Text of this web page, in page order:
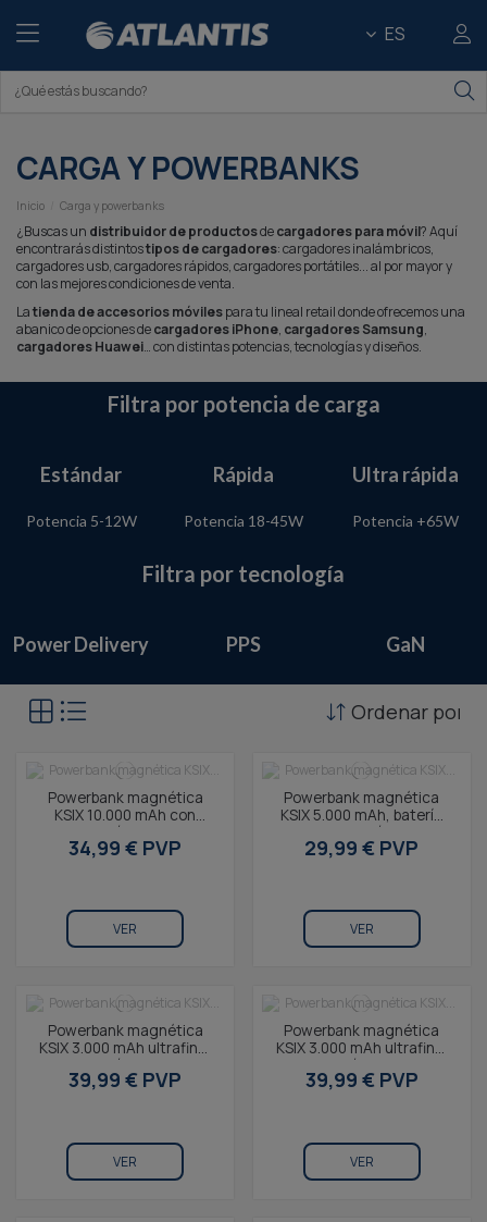
ES
CARGA Y POWERBANKS
Inicio Carga y powerbanks
¿Buscas un distribuidor de productosdecargadores para móvil? Aquí
encontrarás distintostipos de cargadores: cargadores inalámbricos,
cargadores usb, cargadores rápidos, cargadores portátiles... al por mayor y
con las mejores condiciones de venta.
Latienda de accesorios móvilespara tu lineal retail donde ofrecemos una
abanico de opciones decargadores iPhone, cargadores Samsung,
cargadores Huawei… con distintas potencias, tecnologías y diseños.
Filtra por potencia de carga
Estándar
Potencia 5-12W
Rápida
Potencia 18-45W
Ultra rápida
Potencia +65W
Filtra por tecnología
Power Delivery PPS GaN
Ordenar por
Powerbank magnética
KSIX 10.000 mAh con
carga inalámbrica 15W,
Power Delivery 20W y...
34,99 € PVP
VER
Powerbank magnética
KSIX 5.000 mAh, batería
externa inalámbrica
ultrafina con pantalla...
29,99 € PVP
VER
Powerbank magnética
KSIX 3.000 mAh ultrafina,
carga inalámbrica 15W,
Power Delivery...
39,99 € PVP
VER
Powerbank magnética
KSIX 3.000 mAh ultrafina,
carga inalámbrica 15W,
Power Delivery...
39,99 € PVP
VER